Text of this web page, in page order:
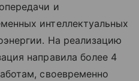
и
интеллектуальных
На реализацию
направила более 4
своевременно